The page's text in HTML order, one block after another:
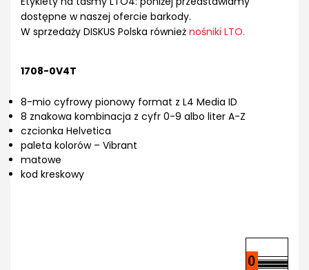
dostępne w naszej ofercie barkody.
W sprzedaży DISKUS Polska również nośniki LTO.
1708-0V4T
8-mio cyfrowy pionowy format z L4 Media ID
8 znakowa kombinacja z cyfr 0-9 albo liter A-Z
czcionka Helvetica
paleta kolorów – Vibrant
matowe
kod kreskowy